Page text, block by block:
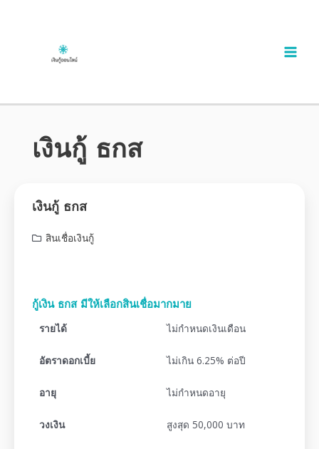
เงินกู้ ธกส
เงินกู้ ธกส
สินเชื่อเงินกู้
กู้เงิน ธกส มีให้เลือกสินเชื่อมากมาย
รายได้ ไม่กำหนดเงินเดือน
อัตราดอกเบี้ย ไม่เกิน 6.25% ต่อปี
อายุ ไม่กำหนดอายุ
วงเงิน สูงสุด 50,000 บาท